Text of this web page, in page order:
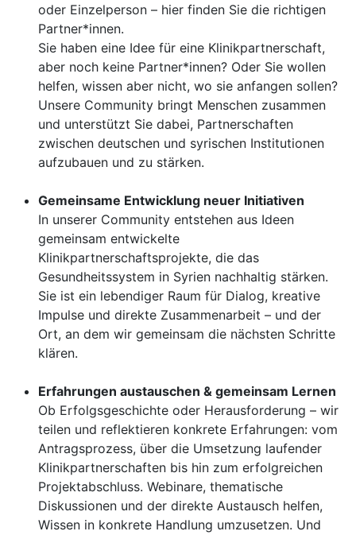
oder Einzelperson – hier finden Sie die richtigen
Partner*innen.
Sie haben eine Idee für eine Klinikpartnerschaft,
aber noch keine Partner*innen? Oder Sie wollen
helfen, wissen aber nicht, wo sie anfangen sollen?
Unsere Community bringt Menschen zusammen
und unterstützt Sie dabei, Partnerschaften
zwischen deutschen und syrischen Institutionen
aufzubauen und zu stärken.
Gemeinsame Entwicklung neuer Initiativen
In unserer Community entstehen aus Ideen
gemeinsam entwickelte
Klinikpartnerschaftsprojekte, die das
Gesundheitssystem in Syrien nachhaltig stärken.
Sie ist ein lebendiger Raum für Dialog, kreative
Impulse und direkte Zusammenarbeit – und der
Ort, an dem wir gemeinsam die nächsten Schritte
klären.
Erfahrungen austauschen & gemeinsam Lernen
Ob Erfolgsgeschichte oder Herausforderung – wir
teilen und reflektieren konkrete Erfahrungen: vom
Antragsprozess, über die Umsetzung laufender
Klinikpartnerschaften bis hin zum erfolgreichen
Projektabschluss. Webinare, thematische
Diskussionen und der direkte Austausch helfen,
Wissen in konkrete Handlung umzusetzen. Und